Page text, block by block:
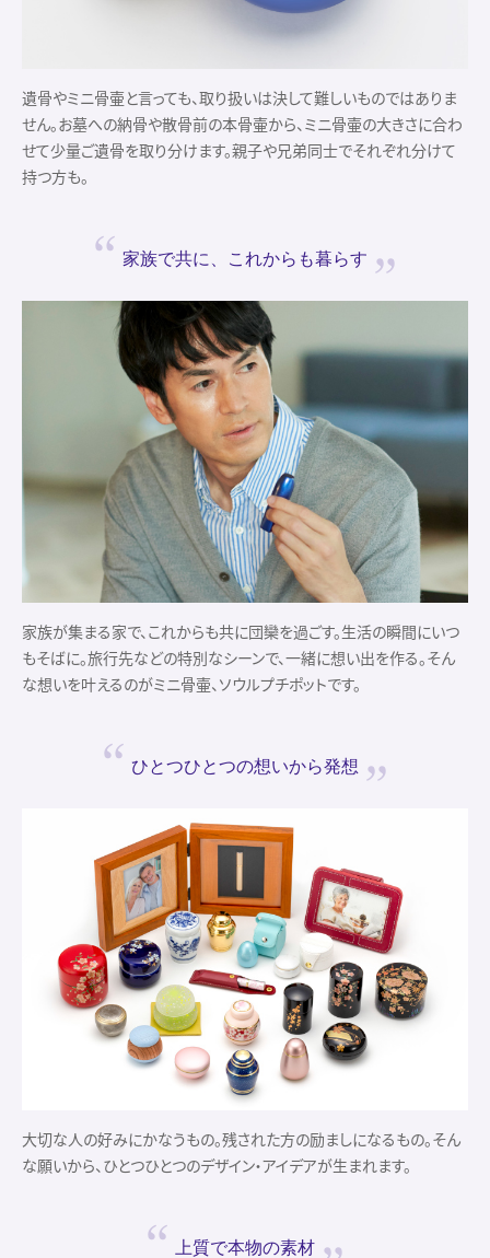
遺骨やミニ骨壷と言っても、取り扱いは決して難しいものではありま
せん。お墓への納骨や散骨前の本骨壷から、ミニ骨壷の大きさに合わ
せて少量ご遺骨を取り分けます。親子や兄弟同士でそれぞれ分けて
持つ方も。
家族で共に、 これからも暮らす
家族が集まる家で、これからも共に団欒を過ごす。生活の瞬間にいつ
もそばに。旅行先などの特別なシーンで、一緒に想い出を作る。そん
な想いを叶えるのがミニ骨壷、ソウルプチポットです。
ひとつひとつの想いから発想
大切な人の好みにかなうもの。残された方の励ましになるもの。そん
な願いから、ひとつひとつのデザイン・アイデアが生まれます。
上質で本物の素材